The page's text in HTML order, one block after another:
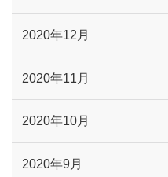
2020年12月
2020年11月
2020年10月
2020年9月